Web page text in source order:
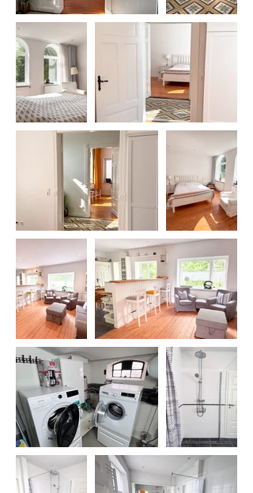
umliegenden Städte gut erreichbar
sind. Und wer die Weite und das
Meer liebt, ist schnell am
legendären Strand von St. Peter-
Ording sowie mitten im UNESCO-
Weltnaturerbe Wattenmeer mit
seinen einzigartigen
Salzwiesenlandschaften. Ein Top-
Standort, der Erholung und Alltag
ideal verbindet – perfekt, um den
Traum vom Leben an der Nordsee
Wirklichkeit werden zu lassen.